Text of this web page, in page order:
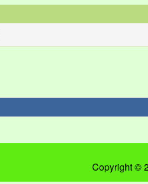
Copyright ©